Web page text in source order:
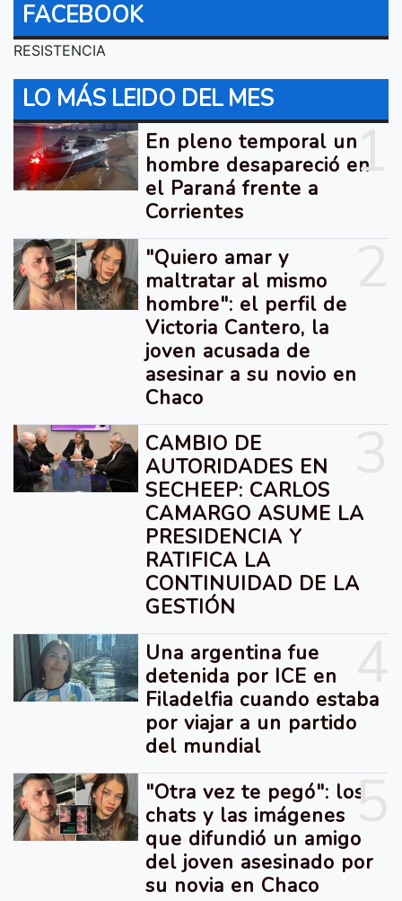
FACEBOOK
RESISTENCIA
LO MÁS LEIDO DEL MES
1
En pleno temporal un
hombre desapareció en
el Paraná frente a
Corrientes
"Quiero amar y
maltratar al mismo
hombre": el perfil de
Victoria Cantero, la
joven acusada de
asesinar a su novio en
Chaco
CAMBIO DE
AUTORIDADES EN
SECHEEP: CARLOS
CAMARGO ASUME LA
PRESIDENCIA Y
RATIFICA LA
CONTINUIDAD DE LA
GESTIÓN
Una argentina fue
detenida por ICE en
Filadelfia cuando estaba
por viajar a un partido
del mundial
5
"Otra vez te pegó": los
chats y las imágenes
que difundió un amigo
del joven asesinado por
su novia en Chaco